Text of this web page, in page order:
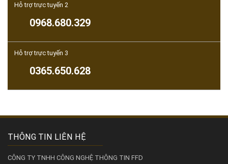
Hỗ trợ trực tuyến 2
0968.680.329
Hỗ trợ trực tuyến 3
0365.650.628
THÔNG TIN LIÊN HỆ
CÔNG TY TNHH CÔNG NGHỆ THÔNG TIN FFD